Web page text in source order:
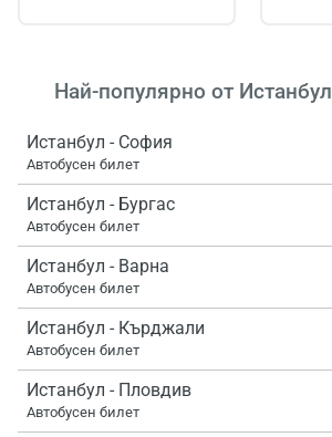
Най-популярно от Истанбул
Истанбул - София
Автобусен билет
Истанбул - Бургас
Автобусен билет
Истанбул - Варна
Автобусен билет
Истанбул - Кърджали
Автобусен билет
Истанбул - Пловдив
Автобусен билет